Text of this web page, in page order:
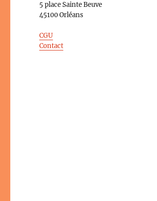
5 place Sainte Beuve
45100 Orléans
CGU
Contact